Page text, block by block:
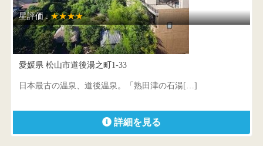
星評価 :★★★★
道後温泉 ふなや
愛媛県 松山市道後湯之町1-33
日本最古の温泉、道後温泉。「熟田津の石湯[…]
詳細を見る